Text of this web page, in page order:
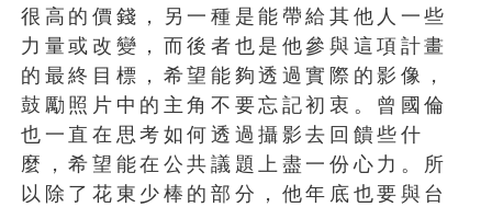
很高的價錢，另一種是能帶給其他人一些
力量或改變，而後者也是他參與這項計畫
的最終目標，希望能夠透過實際的影像，
鼓勵照片中的主角不要忘記初衷。曾國倫
也一直在思考如何透過攝影去回饋些什
麼，希望能在公共議題上盡一份心力。所
以除了花東少棒的部分，他年底也要與台